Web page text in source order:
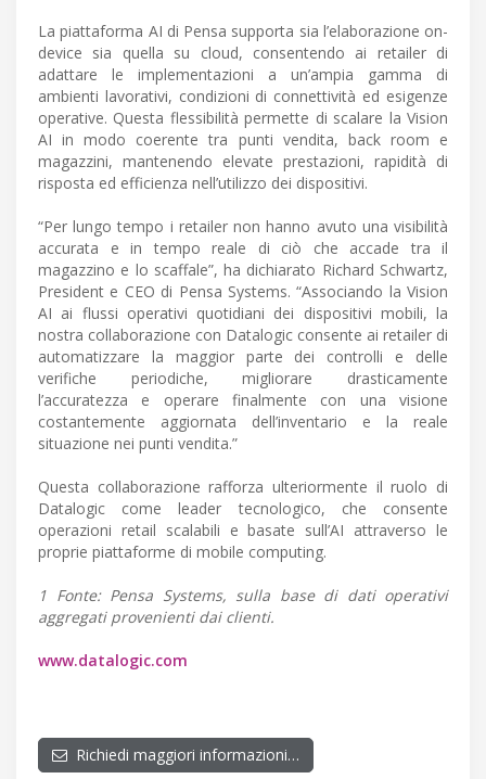
La piattaforma AI di Pensa supporta sia l’elaborazione on-
device sia quella su cloud, consentendo ai retailer di
adattare le implementazioni a un’ampia gamma di
ambienti lavorativi, condizioni di connettività ed esigenze
operative. Questa flessibilità permette di scalare la Vision
AI in modo coerente tra punti vendita, back room e
magazzini, mantenendo elevate prestazioni, rapidità di
risposta ed efficienza nell’utilizzo dei dispositivi.
“Per lungo tempo i retailer non hanno avuto una visibilità
accurata e in tempo reale di ciò che accade tra il
magazzino e lo scaffale”, ha dichiarato Richard Schwartz,
President e CEO di Pensa Systems. “Associando la Vision
AI ai flussi operativi quotidiani dei dispositivi mobili, la
nostra collaborazione con Datalogic consente ai retailer di
automatizzare la maggior parte dei controlli e delle
verifiche periodiche, migliorare drasticamente
l’accuratezza e operare finalmente con una visione
costantemente aggiornata dell’inventario e la reale
situazione nei punti vendita.”
Questa collaborazione rafforza ulteriormente il ruolo di
Datalogic come leader tecnologico, che consente
operazioni retail scalabili e basate sull’AI attraverso le
proprie piattaforme di mobile computing.
1 Fonte: Pensa Systems, sulla base di dati operativi
aggregati provenienti dai clienti.
www.datalogic.com
Richiedi maggiori informazioni…